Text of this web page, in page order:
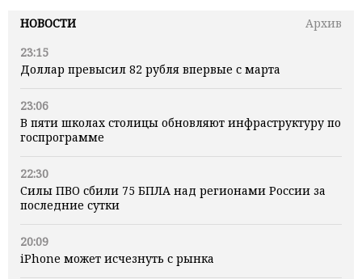
НОВОСТИ
Архив
23:15
Доллар превысил 82 рубля впервые с марта
23:06
В пяти школах столицы обновляют инфраструктуру по
госпрограмме
22:30
Силы ПВО сбили 75 БПЛА над регионами России за
последние сутки
20:09
iPhone может исчезнуть с рынка